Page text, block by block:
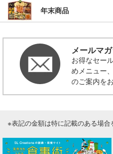
年末商品
メールマ
お得なセー
めメニュー
のご案内を
※表記の金額は特に記載のある場合